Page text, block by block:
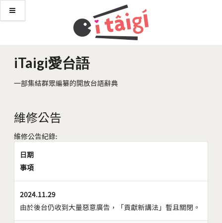
iTaigi愛台語
一部集結群眾編纂的開放台語辭典
維修公告
維修公告紀錄:
日期
事項
2024.11.29
由於後台仍收到大量惡意廣告，「貢獻新講法」暫且關閉。